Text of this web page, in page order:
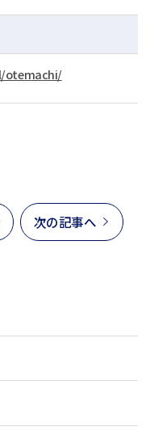
otemachi/
次の記事へ